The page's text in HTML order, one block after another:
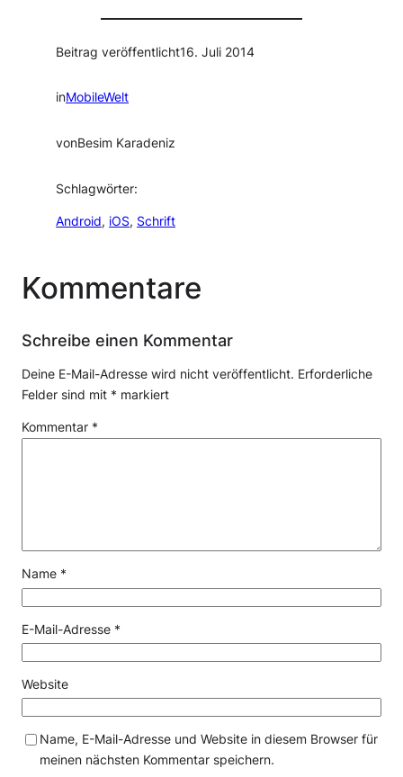
Beitrag veröffentlicht16. Juli 2014
inMobileWelt
vonBesim Karadeniz
Schlagwörter:
Android, iOS, Schrift
Kommentare
Schreibe einen Kommentar
Deine E-Mail-Adresse wird nicht veröffentlicht. Erforderliche
Felder sind mit * markiert
Kommentar *
Name *
E-Mail-Adresse *
Website
Name, E-Mail-Adresse und Website in diesem Browser für
meinen nächsten Kommentar speichern.